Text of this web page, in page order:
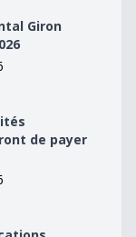
Giron
bus
de payer